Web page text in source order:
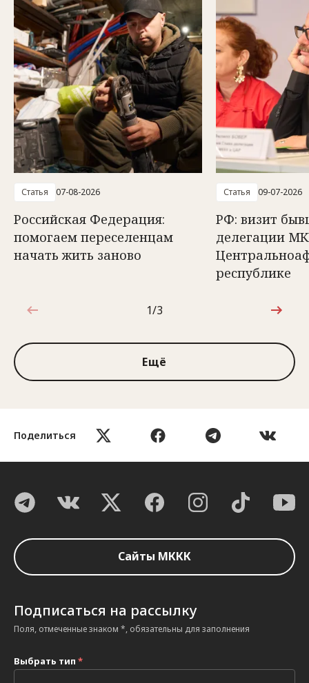
Поделиться
Статья 07-08-2026
Российская Федерация:
помогаем переселенцам
начать жить заново
Статья 09-07-2026
РФ: визит
делегации
республике
1 из 3
1/3
Ещё
Сайты МККК
Подписаться на рассылку
Поля, отмеченные знаком *, обязательны для заполнения
Выбрать тип *